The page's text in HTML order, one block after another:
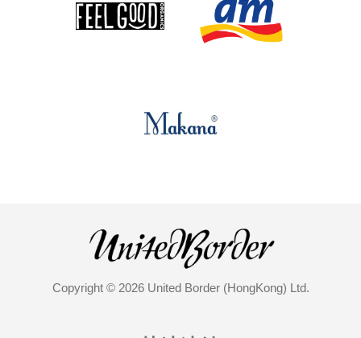
Copyright © 2026 United Border (HongKong) Ltd.